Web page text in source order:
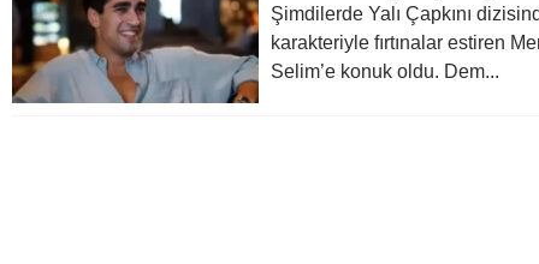
Şimdilerde Yalı Çapkını
karakteriyle fırtınalar estiren
Selim’e konuk oldu. Dem...